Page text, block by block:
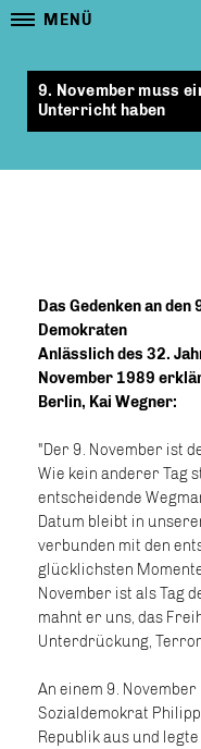
MENÜ
9. November muss
Unterricht haben
Das Gedenken an
Demokraten
Anlässlich des 32.
November 1989
Berlin, Kai Wegner:
"Der 9. November ist
Wie kein anderer Tag
entscheidende
Datum bleibt in
verbunden mit den
glücklichsten
November ist als Tag
mahnt er uns, das
Unterdrückung,
An einem 9.
Sozialdemokrat
Republik aus und